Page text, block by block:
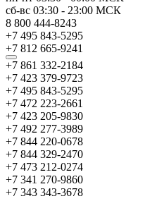
сб-вс 03:30 - 23:00 МСК
8 800 444-8243
+7 495 843-5295
+7 812 665-9241
+7 861 332-2184
+7 423 379-9723
+7 495 843-5295
+7 472 223-2661
+7 423 205-9830
+7 492 277-3989
+7 844 220-0678
+7 844 329-2470
+7 473 212-0274
+7 341 270-9860
+7 343 343-3678